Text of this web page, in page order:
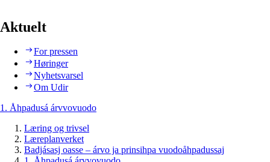
Aktuelt
For pressen
Høringer
Nyhetsvarsel
Om Udir
1. Åhpadusá árvvovuodo
Læring og trivsel
Læreplanverket
Badjásasj oasse – árvo ja prinsihpa vuodoåhpadussaj